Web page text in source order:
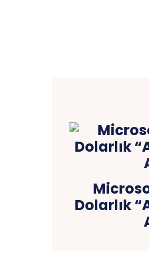
Dolarlık